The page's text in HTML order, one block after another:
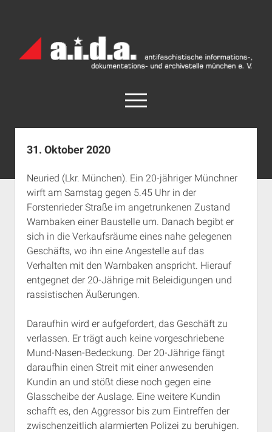
Archiv
München
open
menu
facebook
rss info@aida-archiv.de
Aktuelles
Termine
open
dropdown
menu
Antifaschistische Termine im Süden
Antifaschistische Termine in München
Rechte Termine im Süden
Rechte Termine München
Chronologie
Das Archiv
open
dropdown
menu
a.i.d.a. e. V. unterstützen
Über a.i.d.a.
RSS-Feeds, Twitter & Facebook
Bibliothek
Kontakt & PGP-Key
Impressum
31. Oktober 2020
Neuried (Lkr. München). Ein 20-jähriger Münchner
wirft am Samstag gegen 5.45 Uhr in der
Forstenrieder Straße im angetrunkenen Zustand
Warnbaken einer Baustelle um. Danach begibt er
sich in die Verkaufsräume eines nahe gelegenen
Geschäfts, wo ihn eine Angestelle auf das
Verhalten mit den Warnbaken anspricht. Hierauf
entgegnet der 20-Jährige mit Beleidigungen und
rassistischen Äußerungen.
Daraufhin wird er aufgefordert, das Geschäft zu
verlassen. Er trägt auch keine vorgeschriebene
Mund-Nasen-Bedeckung. Der 20-Jährige fängt
daraufhin einen Streit mit einer anwesenden
Kundin an und stößt diese noch gegen eine
Glasscheibe der Auslage. Eine weitere Kundin
schafft es, den Aggressor bis zum Eintreffen der
zwischenzeitlich alarmierten Polizei zu beruhigen.